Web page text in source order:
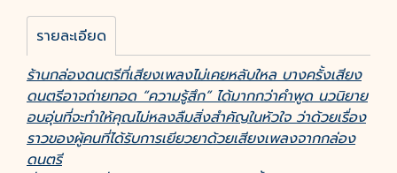
รายละเอียด
ร้านกล่องดนตรีที่เสียงเพลงไม่เคยหลับใหล บางครั้งเสียง
ดนตรีอาจถ่ายทอด “ความรู้สึก” ได้มากกว่าคำพูด นวนิยาย
อบอุ่นที่จะทำให้คุณไม่หลงลืมสิ่งสำคัญในหัวใจ ว่าด้วยเรื่อง
ราวของผู้คนที่ได้รับการเยียวยาด้วยเสียงเพลงจากกล่อง
ดนตรี